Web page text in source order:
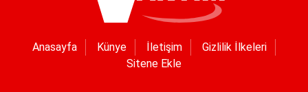
Anasayfa Künye İletişim
Gizlilik İlkeleri
Sitene Ekle